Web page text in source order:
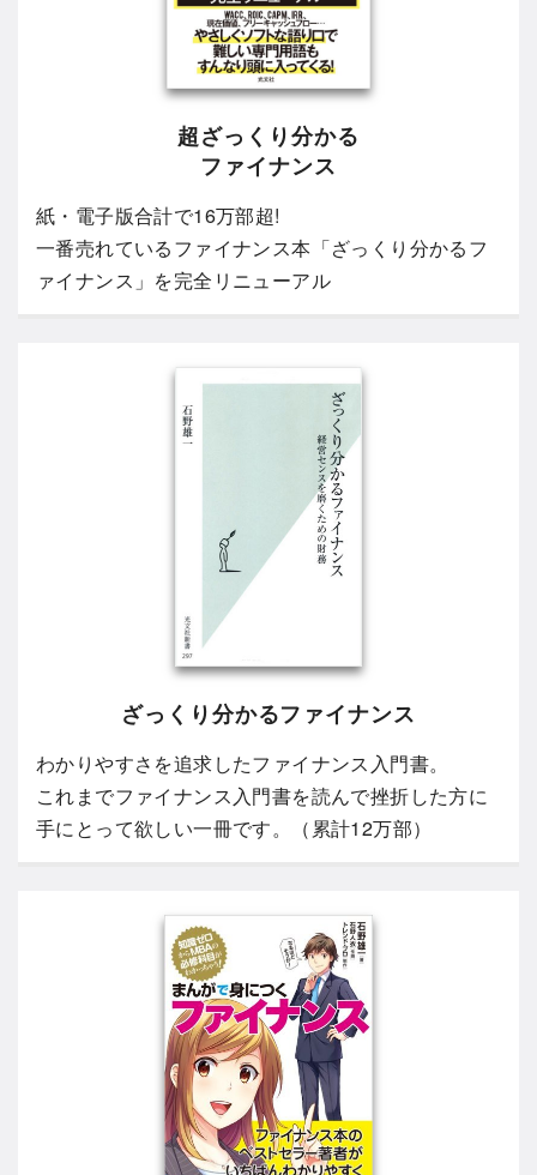
超ざっくり分かる
ファイナンス
紙・電子版合計で16万部超!
一番売れているファイナンス本「ざっくり分かるフ
ァイナンス」を完全リニューアル
ざっくり分かるファイナンス
わかりやすさを追求したファイナンス入門書。
これまでファイナンス入門書を読んで挫折した方に
手にとって欲しい一冊です。（累計12万部）